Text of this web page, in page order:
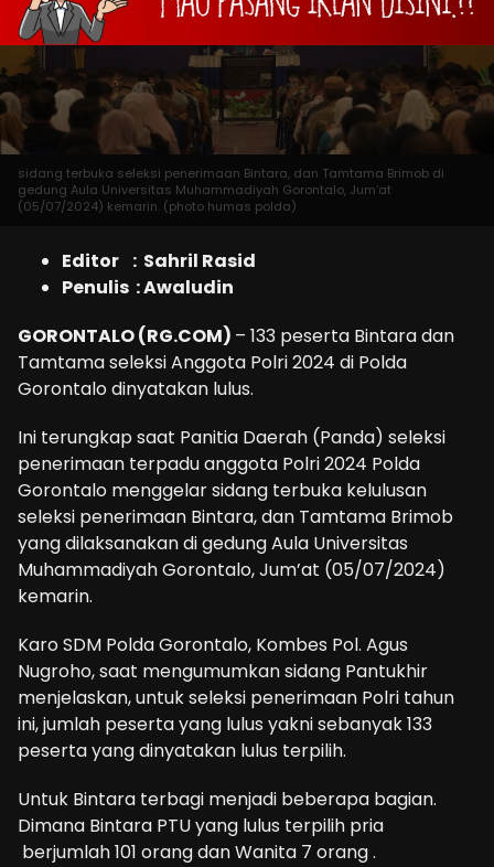
sidang terbuka seleksi penerimaan Bintara, dan Tamtama Brimob di
gedung Aula Universitas Muhammadiyah Gorontalo, Jum’at
(05/07/2024) kemarin. (photo humas polda)
Editor : Sahril Rasid
Penulis : Awaludin
GORONTALO (RG.COM) – 133 peserta Bintara dan
Tamtama seleksi Anggota Polri 2024 di Polda
Gorontalo dinyatakan lulus.
Ini terungkap saat Panitia Daerah (Panda) seleksi
penerimaan terpadu anggota Polri 2024 Polda
Gorontalo menggelar sidang terbuka kelulusan
seleksi penerimaan Bintara, dan Tamtama Brimob
yang dilaksanakan di gedung Aula Universitas
Muhammadiyah Gorontalo, Jum’at (05/07/2024)
kemarin.
Karo SDM Polda Gorontalo, Kombes Pol. Agus
Nugroho, saat mengumumkan sidang Pantukhir
menjelaskan, untuk seleksi penerimaan Polri tahun
ini, jumlah peserta yang lulus yakni sebanyak 133
peserta yang dinyatakan lulus terpilih.
Untuk Bintara terbagi menjadi beberapa bagian.
Dimana Bintara PTU yang lulus terpilih pria
berjumlah 101 orang dan Wanita 7 orang .